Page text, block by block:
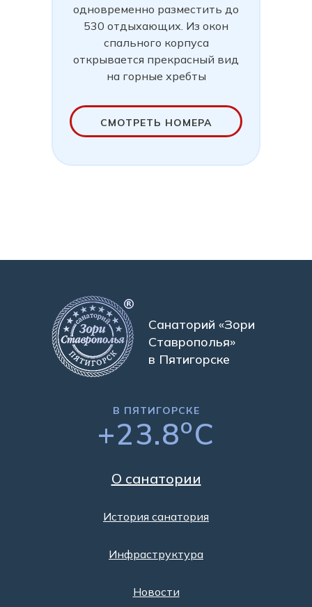
одновременно разместить до
530 отдыхающих. Из окон
спального корпуса
открывается прекрасный вид
на горные хребты
СМОТРЕТЬ НОМЕРА
Санаторий «Зори
Ставрополья»
в Пятигорске
В ПЯТИГОРСКЕ
+23.8oC
О санатории
История санатория
Инфраструктура
Новости